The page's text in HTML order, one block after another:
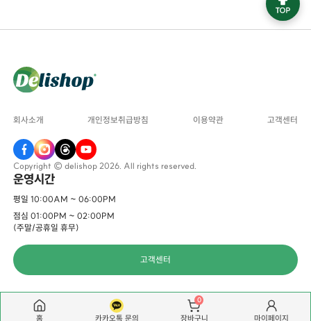
회사소개 개인정보취급방침 이용약관 고객센터
Copyright © delishop 2026. All rights reserved.
운영시간
평일 10:00AM ~ 06:00PM
점심 01:00PM ~ 02:00PM
(주말/공휴일 휴무)
고객센터
홈 카카오톡 문의
0
장바구니 마이페이지